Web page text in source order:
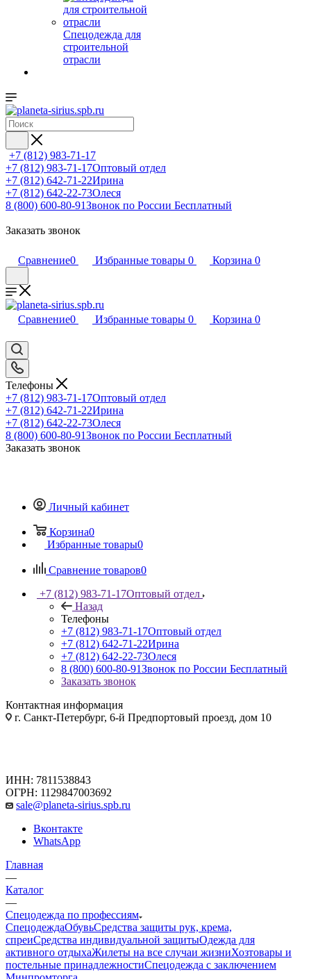
Спецодежда для
строительной
отрасли
+7 (812) 983-71-17
+7 (812) 983-71-17Оптовый отдел
+7 (812) 642-71-22Ирина
+7 (812) 642-22-73Олеся
8 (800) 600-80-91Звонок по России Бесплатный
Заказать звонок
Сравнение0 Избранные товары 0 Корзина 0
Сравнение0 Избранные товары 0 Корзина 0
Телефоны
+7 (812) 983-71-17Оптовый отдел
+7 (812) 642-71-22Ирина
+7 (812) 642-22-73Олеся
8 (800) 600-80-91Звонок по России Бесплатный
Заказать звонок
Личный кабинет
Корзина0
Избранные товары0
Сравнение товаров0
+7 (812) 983-71-17Оптовый отдел
Назад
Телефоны
+7 (812) 983-71-17Оптовый отдел
+7 (812) 642-71-22Ирина
+7 (812) 642-22-73Олеся
8 (800) 600-80-91Звонок по России Бесплатный
Заказать звонок
Контактная информация
г. Санкт-Петербург, 6-й Предпортовый проезд, дом 10
ИНН: 7811538843
ОГРН: 1129847003692
sale@planeta-sirius.spb.ru
Вконтакте
WhatsApp
Главная
—
Каталог
—
Спецодежда по профессиям
СпецодеждаОбувьСредства защиты рук, крема,
спреиСредства индивидуальной защитыОдежда для
активного отдыхаЖилеты на все случаи жизниХозтовары и
постельные принадлежностиСпецодежда с заключением